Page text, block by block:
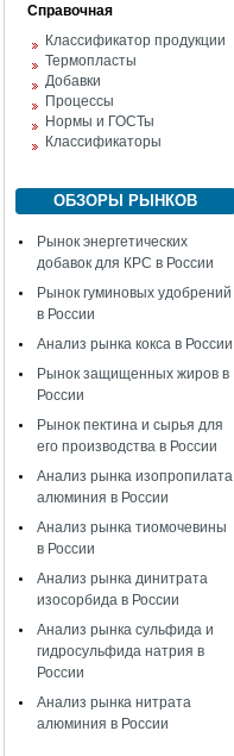
Справочная
Классификатор продукции
Термопласты
Добавки
Процессы
Нормы и ГОСТы
Классификаторы
ОБЗОРЫ РЫНКОВ
Рынок энергетических
добавок для КРС в России
Рынок гуминовых удобрений
в России
Анализ рынка кокса в России
Рынок защищенных жиров в
России
Рынок пектина и сырья для
его производства в России
Анализ рынка изопропилата
алюминия в России
Анализ рынка тиомочевины
в России
Анализ рынка динитрата
изосорбида в России
Анализ рынка сульфида и
гидросульфида натрия в
России
Анализ рынка нитрата
алюминия в России